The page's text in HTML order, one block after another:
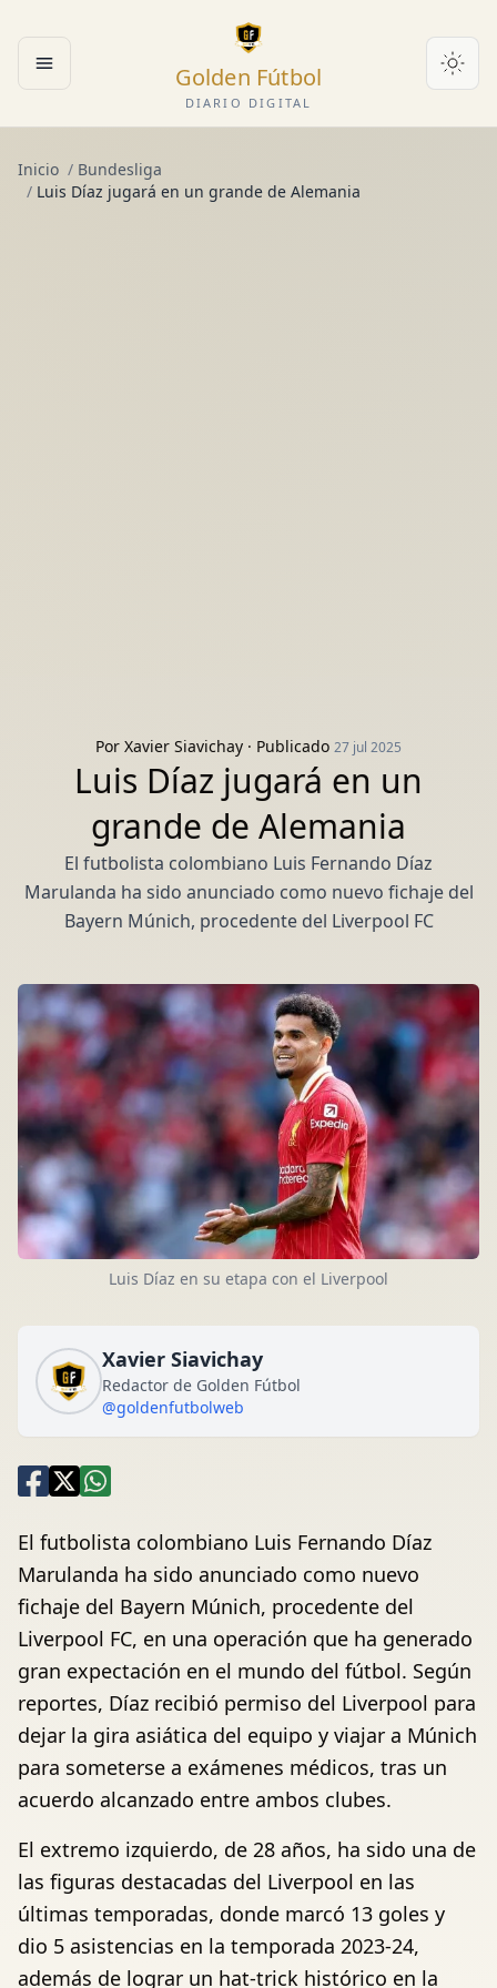
Abrir menú Golden Fútbol
DIARIO DIGITAL
Inicio / Bundesliga
/ Luis Díaz jugará en un grande de Alemania
Por Xavier Siavichay · Publicado 27 jul 2025
Luis Díaz jugará en un
grande de Alemania
El futbolista colombiano Luis Fernando Díaz
Marulanda ha sido anunciado como nuevo fichaje del
Bayern Múnich, procedente del Liverpool FC
Luis Díaz en su etapa con el Liverpool
Xavier Siavichay
Redactor de Golden Fútbol
@goldenfutbolweb
El futbolista colombiano Luis Fernando Díaz
Marulanda ha sido anunciado como nuevo
fichaje del Bayern Múnich, procedente del
Liverpool FC, en una operación que ha generado
gran expectación en el mundo del fútbol. Según
reportes, Díaz recibió permiso del Liverpool para
dejar la gira asiática del equipo y viajar a Múnich
para someterse a exámenes médicos, tras un
acuerdo alcanzado entre ambos clubes.
El extremo izquierdo, de 28 años, ha sido una de
las figuras destacadas del Liverpool en las
últimas temporadas, donde marcó 13 goles y
dio 5 asistencias en la temporada 2023-24,
además de lograr un hat-trick histórico en la